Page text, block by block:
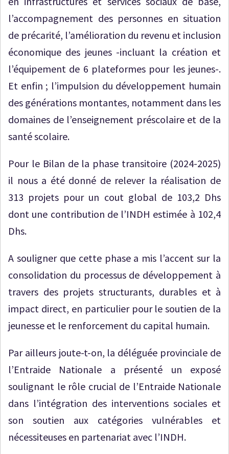
l’accompagnement des personnes en situation
de précarité, l’amélioration du revenu et inclusion
économique des jeunes -incluant la création et
l’équipement de 6 plateformes pour les jeunes-.
Et enfin ; l’impulsion du développement humain
des générations montantes, notamment dans les
domaines de l’enseignement préscolaire et de la
santé scolaire.
Pour le Bilan de la phase transitoire (2024-2025)
il nous a été donné de relever la réalisation de
313 projets pour un cout global de 103,2 Dhs
dont une contribution de l’INDH estimée à 102,4
Dhs.
A souligner que cette phase a mis l’accent sur la
consolidation du processus de développement à
travers des projets structurants, durables et à
impact direct, en particulier pour le soutien de la
jeunesse et le renforcement du capital humain.
Par ailleurs joute-t-on, la déléguée provinciale de
l’Entraide Nationale a présenté un exposé
soulignant le rôle crucial de l’Entraide Nationale
dans l’intégration des interventions sociales et
son soutien aux catégories vulnérables et
nécessiteuses en partenariat avec l’INDH.